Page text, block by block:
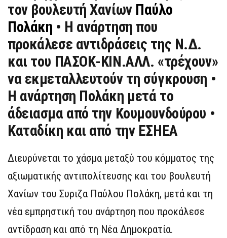
τον βουλευτή Χανίων Παύλο
Πολάκη • Η ανάρτηση που
προκάλεσε αντιδράσεις της Ν.Δ.
και του ΠΑΣΟΚ-ΚΙΝ.ΑΛΛ. «τρέχουν»
να εκμεταλλευτούν τη σύγκρουση •
Η ανάρτηση Πολάκη μετά το
άδειασμα από την Κουμουνδούρου •
Καταδίκη και από την ΕΣΗΕΑ
Διευρύνεται το χάσμα μεταξύ του κόμματος της
αξιωματικής αντιπολίτευσης και του βουλευτή
Χανίων του Συριζα Παύλου Πολάκη, μετά και τη
νέα εμπρηστική του ανάρτηση που προκάλεσε
αντίδραση και από τη Νέα Δημοκρατία.